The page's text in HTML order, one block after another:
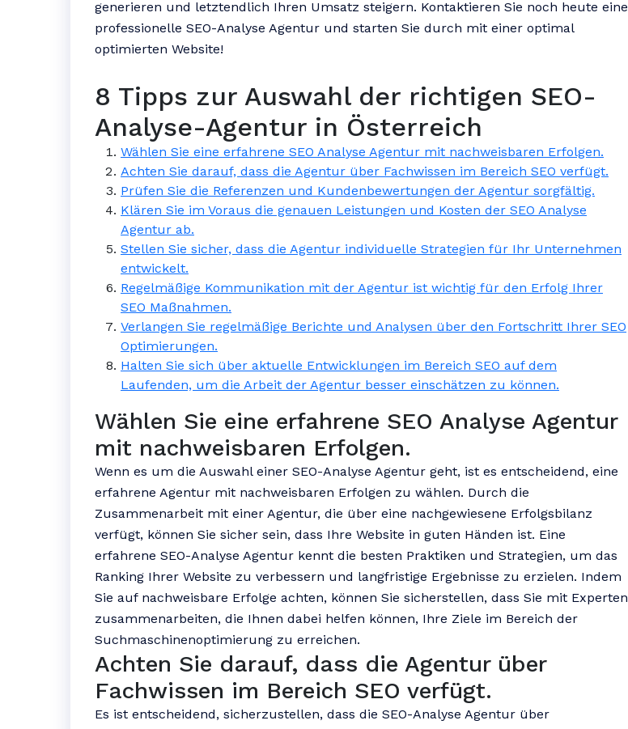
generieren und letztendlich Ihren Umsatz steigern. Kontaktieren Sie noch heute eine
professionelle SEO-Analyse Agentur und starten Sie durch mit einer optimal
optimierten Website!
8 Tipps zur Auswahl der richtigen SEO-
Analyse-Agentur in Österreich
Wählen Sie eine erfahrene SEO Analyse Agentur mit nachweisbaren Erfolgen.
Achten Sie darauf, dass die Agentur über Fachwissen im Bereich SEO verfügt.
Prüfen Sie die Referenzen und Kundenbewertungen der Agentur sorgfältig.
Klären Sie im Voraus die genauen Leistungen und Kosten der SEO Analyse
Agentur ab.
Stellen Sie sicher, dass die Agentur individuelle Strategien für Ihr Unternehmen
entwickelt.
Regelmäßige Kommunikation mit der Agentur ist wichtig für den Erfolg Ihrer
SEO Maßnahmen.
Verlangen Sie regelmäßige Berichte und Analysen über den Fortschritt Ihrer SEO
Optimierungen.
Halten Sie sich über aktuelle Entwicklungen im Bereich SEO auf dem
Laufenden, um die Arbeit der Agentur besser einschätzen zu können.
Wählen Sie eine erfahrene SEO Analyse Agentur
mit nachweisbaren Erfolgen.
Wenn es um die Auswahl einer SEO-Analyse Agentur geht, ist es entscheidend, eine
erfahrene Agentur mit nachweisbaren Erfolgen zu wählen. Durch die
Zusammenarbeit mit einer Agentur, die über eine nachgewiesene Erfolgsbilanz
verfügt, können Sie sicher sein, dass Ihre Website in guten Händen ist. Eine
erfahrene SEO-Analyse Agentur kennt die besten Praktiken und Strategien, um das
Ranking Ihrer Website zu verbessern und langfristige Ergebnisse zu erzielen. Indem
Sie auf nachweisbare Erfolge achten, können Sie sicherstellen, dass Sie mit Experten
zusammenarbeiten, die Ihnen dabei helfen können, Ihre Ziele im Bereich der
Suchmaschinenoptimierung zu erreichen.
Achten Sie darauf, dass die Agentur über
Fachwissen im Bereich SEO verfügt.
Es ist entscheidend, sicherzustellen, dass die SEO-Analyse Agentur über